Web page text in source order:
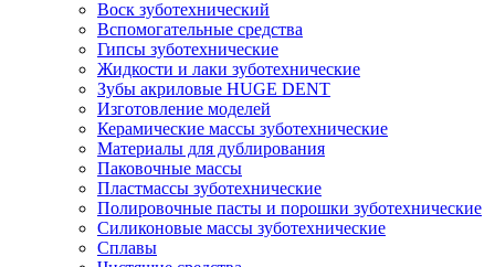
Воск зуботехнический
Вспомогательные средства
Гипсы зуботехнические
Жидкости и лаки зуботехнические
Зубы акриловые HUGE DENT
Изготовление моделей
Керамические массы зуботехнические
Материалы для дублирования
Паковочные массы
Пластмассы зуботехнические
Полировочные пасты и порошки зуботехнические
Силиконовые массы зуботехнические
Сплавы